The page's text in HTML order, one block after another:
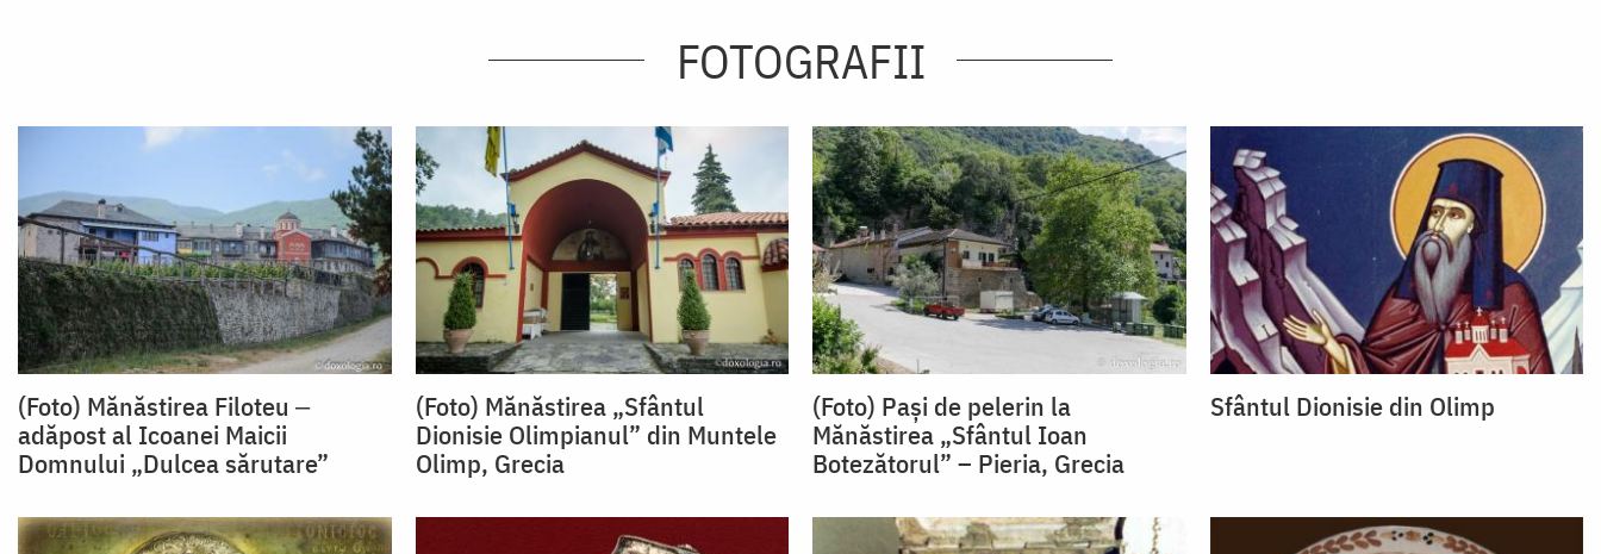
FOTOGRAFII
(Foto) Mănăstirea Filoteu ‒
adăpost al Icoanei Maicii
Domnului „Dulcea sărutare”
(Foto) Mănăstirea „Sfântul
Dionisie Olimpianul” din Muntele
Olimp, Grecia
(Foto) Pași de pelerin la
Mănăstirea „Sfântul Ioan
Botezătorul” – Pieria, Grecia
Sfântul Dionisie din Olimp